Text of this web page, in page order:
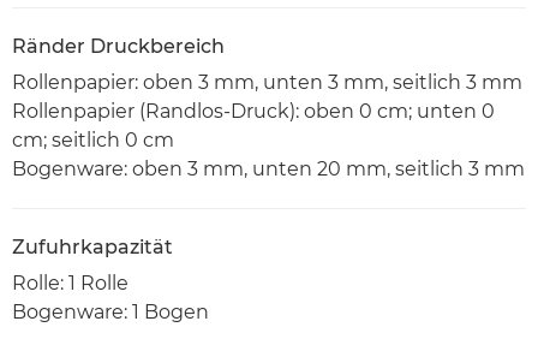
Ränder Druckbereich
Rollenpapier: oben 3 mm, unten 3 mm, seitlich 3 mm
Rollenpapier (Randlos-Druck): oben 0 cm; unten 0
cm; seitlich 0 cm
Bogenware: oben 3 mm, unten 20 mm, seitlich 3 mm
Zufuhrkapazität
Rolle: 1 Rolle
Bogenware: 1 Bogen